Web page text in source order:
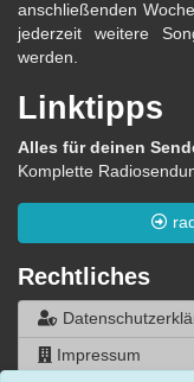
anschließenden
jederzeit weitere
werden.
Linktipps
Alles für deinen
Komplette
Rechtliches
Impressum